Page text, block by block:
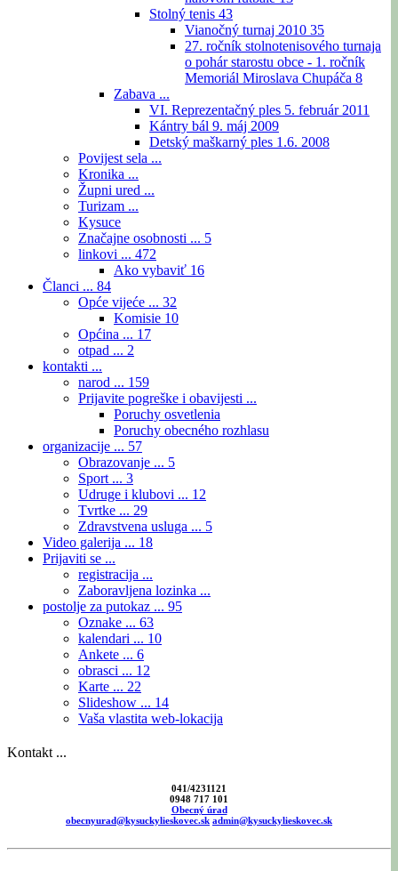
Stolný tenis 43
Vianočný turnaj 2010 35
27. ročník stolnotenisového turnaja
o pohár starostu obce - 1. ročník
Memoriál Miroslava Chupáča 8
Zabava ...
VI. Reprezentačný ples 5. február 2011
Kántry bál 9. máj 2009
Detský maškarný ples 1.6. 2008
Povijest sela ...
Kronika ...
Župni ured ...
Turizam ...
Kysuce
Značajne osobnosti ... 5
linkovi ... 472
Ako vybaviť 16
Članci ... 84
Opće vijeće ... 32
Komisie 10
Općina ... 17
otpad ... 2
kontakti ...
narod ... 159
Prijavite pogreške i obavijesti ...
Poruchy osvetlenia
Poruchy obecného rozhlasu
organizacije ... 57
Obrazovanje ... 5
Sport ... 3
Udruge i klubovi ... 12
Tvrtke ... 29
Zdravstvena usluga ... 5
Video galerija ... 18
Prijaviti se ...
registracija ...
Zaboravljena lozinka ...
postolje za putokaz ... 95
Oznake ... 63
kalendari ... 10
Ankete ... 6
obrasci ... 12
Karte ... 22
Slideshow ... 14
Vaša vlastita web-lokacija
Kontakt ...
041/4231121
0948 717 101
Obecný úrad
obecnyurad@kysuckylieskovec.sk admin@kysuckylieskovec.sk